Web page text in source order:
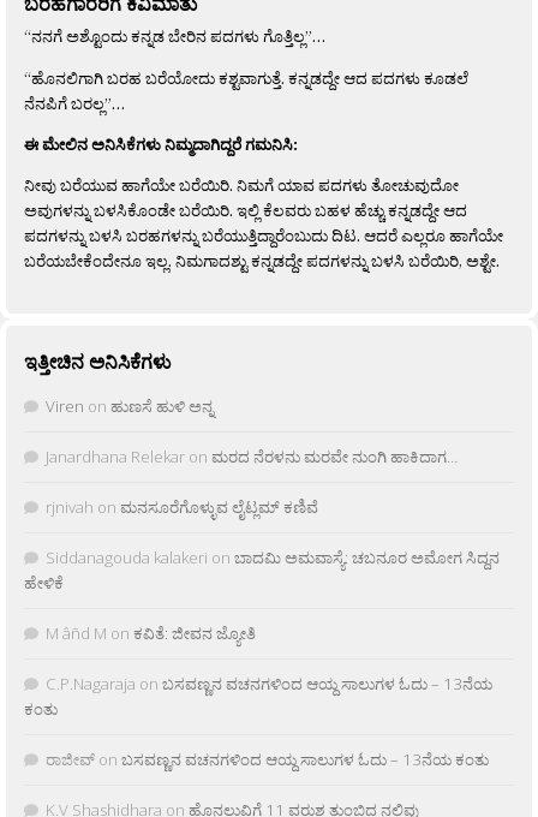
“ನನಗೆ ಅಶ್ಟೊಂದು ಕನ್ನಡ ಬೇರಿನ ಪದಗಳು ಗೊತ್ತಿಲ್ಲ”…
“ಹೊನಲಿಗಾಗಿ ಬರಹ ಬರೆಯೋದು ಕಶ್ಟವಾಗುತ್ತೆ. ಕನ್ನಡದ್ದೇ ಆದ ಪದಗಳು ಕೂಡಲೆ
ನೆನಪಿಗೆ ಬರಲ್ಲ”…
ಈ ಮೇಲಿನ ಅನಿಸಿಕೆಗಳು ನಿಮ್ಮದಾಗಿದ್ದರೆ ಗಮನಿಸಿ:
ನೀವು ಬರೆಯುವ ಹಾಗೆಯೇ ಬರೆಯಿರಿ. ನಿಮಗೆ ಯಾವ ಪದಗಳು ತೋಚುವುದೋ
ಅವುಗಳನ್ನು ಬಳಸಿಕೊಂಡೇ ಬರೆಯಿರಿ. ಇಲ್ಲಿ ಕೆಲವರು ಬಹಳ ಹೆಚ್ಚು ಕನ್ನಡದ್ದೇ ಆದ
ಪದಗಳನ್ನು ಬಳಸಿ ಬರಹಗಳನ್ನು ಬರೆಯುತ್ತಿದ್ದಾರೆಂಬುದು ದಿಟ. ಆದರೆ ಎಲ್ಲರೂ ಹಾಗೆಯೇ
ಬರೆಯಬೇಕೆಂದೇನೂ ಇಲ್ಲ. ನಿಮಗಾದಶ್ಟು ಕನ್ನಡದ್ದೇ ಪದಗಳನ್ನು ಬಳಸಿ ಬರೆಯಿರಿ, ಅಶ್ಟೇ.
ಇತ್ತೀಚಿನ ಅನಿಸಿಕೆಗಳು
Viren on ಹುಣಸೆ ಹುಳಿ ಅನ್ನ
Janardhana Relekar on ಮರದ ನೆರಳನು ಮರವೇ ನುಂಗಿ ಹಾಕಿದಾಗ…
rjnivah on ಮನಸೂರೆಗೊಳ್ಳುವ ಲೈಟ್ಲಮ್ ಕಣಿವೆ
Siddanagouda kalakeri on ಬಾದಮಿ ಅಮವಾಸ್ಯೆ: ಚಬನೂರ ಅಮೋಗ ಸಿದ್ದನ
ಹೇಳಿಕೆ
M âñd M on ಕವಿತೆ: ಜೀವನ ಜ್ಯೋತಿ
C.P.Nagaraja on ಬಸವಣ್ಣನ ವಚನಗಳಿಂದ ಆಯ್ದ ಸಾಲುಗಳ ಓದು – 13ನೆಯ
ಕಂತು
ರಾಜೀವ್ on ಬಸವಣ್ಣನ ವಚನಗಳಿಂದ ಆಯ್ದ ಸಾಲುಗಳ ಓದು – 13ನೆಯ ಕಂತು
K.V Shashidhara on ಹೊನಲುವಿಗೆ 11 ವರುಶ ತುಂಬಿದ ನಲಿವು